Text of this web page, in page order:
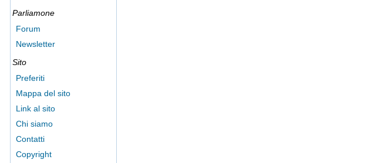
Parliamone
Forum
Newsletter
Sito
Preferiti
Mappa del sito
Link al sito
Chi siamo
Contatti
Copyright